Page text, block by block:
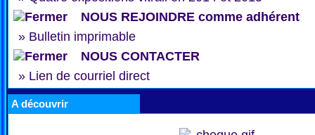
NOUS REJOINDRE comme adhérent
» Bulletin imprimable
NOUS CONTACTER
» Lien de courriel direct
A découvrir